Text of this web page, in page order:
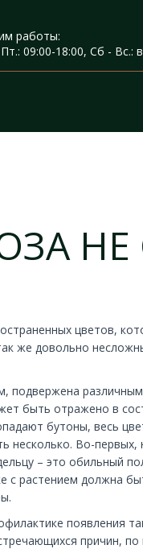
работы:
09:00-18:00, Сб - Вс.:
цветов,
же довольно
подвержена
быть отражено в
бутоны, весь
Во-первых,
– это обильный
с растением должна
появления
причин,